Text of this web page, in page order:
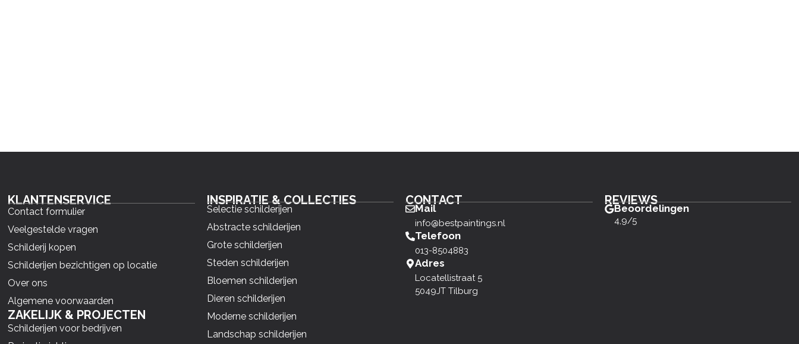
KLANTENSERVICE
Contact formulier
Veelgestelde vragen
Schilderij kopen
Schilderijen bezichtigen op locatie
Over ons
Algemene voorwaarden
ZAKELIJK & PROJECTEN
Schilderijen voor bedrijven
INSPIRATIE & COLLECTIES
Selectie schilderijen
Abstracte schilderijen
Grote schilderijen
Steden schilderijen
Bloemen schilderijen
Dieren schilderijen
Moderne schilderijen
Landschap schilderijen
CONTACT
Mail
info@bestpaintings.nl
Telefoon
013-8504883
Adres
Locatellistraat 5
5049JT Tilburg
REVIEWS
Beoordelingen
4,9/5